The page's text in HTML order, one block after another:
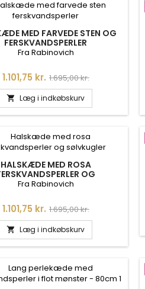
MED FARVEDE STEN OG
FERSKVANDSPERLER
Fra Rabinovich
Pris
1.101,75 kr. Normalpris
1.695,00 kr.
 Læg i indkøbskurv
HALSKÆDE MED ROSA
OG
SØLVKUGLER
Fra Rabinovich
Pris
1.101,75 kr. Normalpris
1.695,00 kr.
 Læg i indkøbskurv